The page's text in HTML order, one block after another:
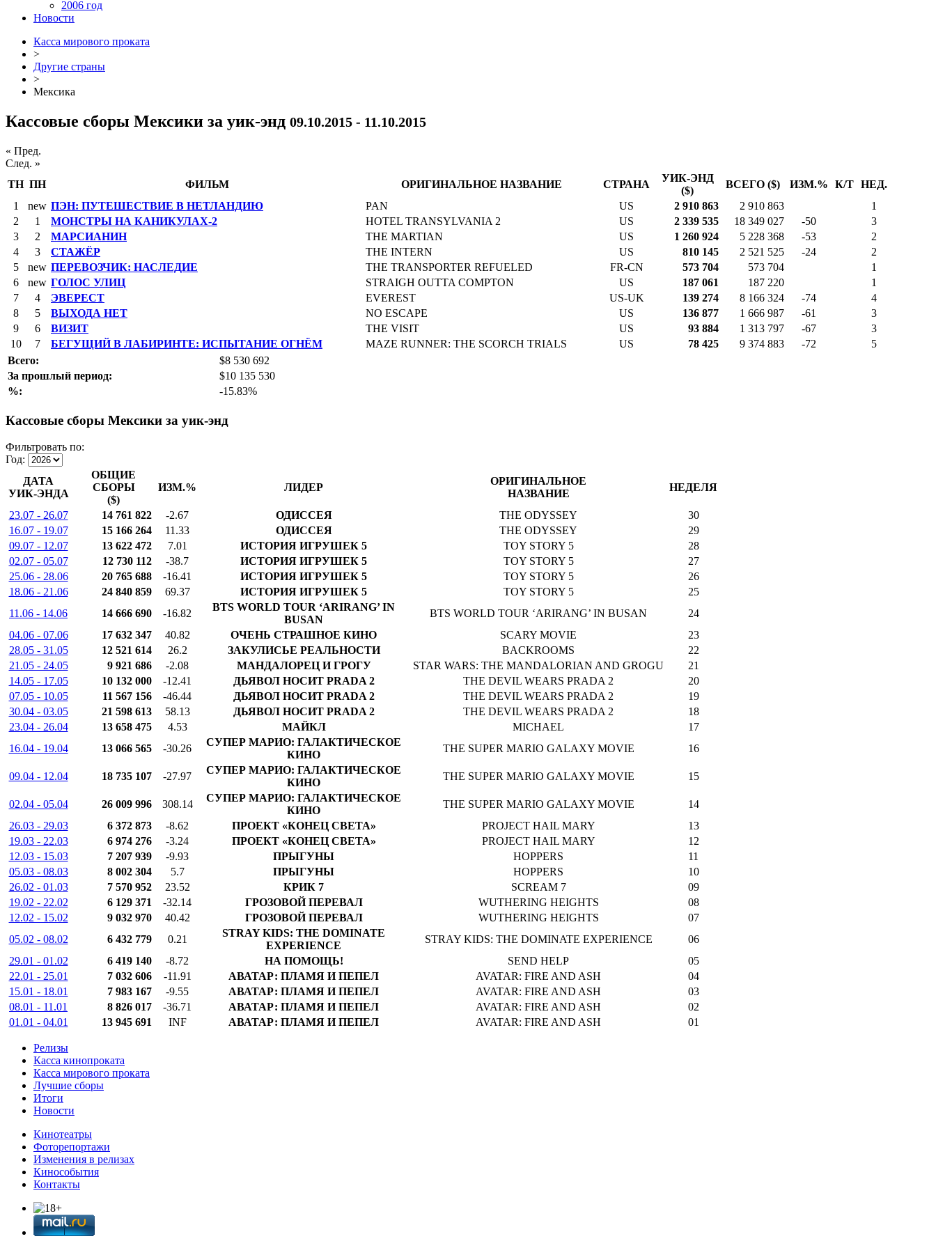
2006 год
Новости
Касса мирового проката
>
Другие страны
>
Мексика
Кассовые сборы Мексики за уик-энд 09.10.2015 - 11.10.2015
« Пред.
След. »
ТН ПН ФИЛЬМ ОРИГИНАЛЬНОЕ НАЗВАНИЕ СТРАНА
УИК-ЭНД
($)
ВСЕГО ($) ИЗМ.% К/Т НЕД.
1
new ПЭН: ПУТЕШЕСТВИЕ В НЕТЛАНДИЮ PAN US 2 910 863 2 910 863
1
2
1 МОНСТРЫ НА КАНИКУЛАХ-2 HOTEL TRANSYLVANIA 2 US 2 339 535 18 349 027 -50
3
3
2 МАРСИАНИН THE MARTIAN US 1 260 924 5 228 368 -53
2
4
3 СТАЖЁР THE INTERN US 810 145 2 521 525 -24
2
5
new ПЕРЕВОЗЧИК: НАСЛЕДИЕ THE TRANSPORTER REFUELED FR-CN 573 704 573 704
1
6
new ГОЛОС УЛИЦ STRAIGH OUTTA COMPTON US 187 061 187 220
1
7
4 ЭВЕРЕСТ EVEREST US-UK 139 274 8 166 324 -74
4
8
5 ВЫХОДА НЕТ NO ESCAPE US 136 877 1 666 987 -61
3
9
6 ВИЗИТ THE VISIT US 93 884 1 313 797 -67
3
10
7 БЕГУЩИЙ В ЛАБИРИНТЕ: ИСПЫТАНИЕ ОГНЁМ MAZE RUNNER: THE SCORCH TRIALS US 78 425 9 374 883 -72
5
Всего:
$8 530 692
За прошлый период:
$10 135 530
%:
-15.83%
Кассовые сборы Мексики за уик-энд
Фильтровать по:
Год:
ДАТА
УИК-ЭНДА
ОБЩИЕ
СБОРЫ
($)
ИЗМ.% ЛИДЕР
ОРИГИНАЛЬНОЕ
НАЗВАНИЕ
НЕДЕЛЯ
23.07 - 26.07 14 761 822 -2.67 ОДИССЕЯ THE ODYSSEY
30
16.07 - 19.07
15 166 264 11.33 ОДИССЕЯ THE ODYSSEY
29
09.07 - 12.07
13 622 472 7.01 ИСТОРИЯ ИГРУШЕК 5 TOY STORY 5
28
02.07 - 05.07
12 730 112 -38.7 ИСТОРИЯ ИГРУШЕК 5 TOY STORY 5
27
25.06 - 28.06
20 765 688 -16.41 ИСТОРИЯ ИГРУШЕК 5 TOY STORY 5
26
18.06 - 21.06
24 840 859 69.37 ИСТОРИЯ ИГРУШЕК 5 TOY STORY 5
25
11.06 - 14.06
14 666 690 -16.82
BTS WORLD TOUR ‘ARIRANG’ IN
BUSAN
BTS WORLD TOUR ‘ARIRANG’ IN BUSAN
24
04.06 - 07.06
17 632 347 40.82 ОЧЕНЬ СТРАШНОЕ КИНО SCARY MOVIE
23
28.05 - 31.05
12 521 614 26.2 ЗАКУЛИСЬЕ РЕАЛЬНОСТИ BACKROOMS
22
21.05 - 24.05
9 921 686 -2.08 МАНДАЛОРЕЦ И ГРОГУ STAR WARS: THE MANDALORIAN AND GROGU
21
14.05 - 17.05
10 132 000 -12.41 ДЬЯВОЛ НОСИТ PRADA 2 THE DEVIL WEARS PRADA 2
20
07.05 - 10.05
11 567 156 -46.44 ДЬЯВОЛ НОСИТ PRADA 2 THE DEVIL WEARS PRADA 2
19
30.04 - 03.05
21 598 613 58.13 ДЬЯВОЛ НОСИТ PRADA 2 THE DEVIL WEARS PRADA 2
18
23.04 - 26.04
13 658 475 4.53 МАЙКЛ MICHAEL
17
16.04 - 19.04
13 066 565 -30.26
СУПЕР МАРИО: ГАЛАКТИЧЕСКОЕ
КИНО
THE SUPER MARIO GALAXY MOVIE 16
09.04 - 12.04 18 735 107 -27.97
СУПЕР МАРИО: ГАЛАКТИЧЕСКОЕ
КИНО
THE SUPER MARIO GALAXY MOVIE 15
02.04 - 05.04 26 009 996 308.14
СУПЕР МАРИО: ГАЛАКТИЧЕСКОЕ
КИНО
THE SUPER MARIO GALAXY MOVIE
14
26.03 - 29.03
6 372 873 -8.62 ПРОЕКТ «КОНЕЦ СВЕТА» PROJECT HAIL MARY
13
19.03 - 22.03
6 974 276 -3.24 ПРОЕКТ «КОНЕЦ СВЕТА» PROJECT HAIL MARY
12
12.03 - 15.03
7 207 939 -9.93 ПРЫГУНЫ HOPPERS
11
05.03 - 08.03
8 002 304 5.7 ПРЫГУНЫ HOPPERS
10
26.02 - 01.03
7 570 952 23.52 КРИК 7 SCREAM 7
09
19.02 - 22.02
6 129 371 -32.14 ГРОЗОВОЙ ПЕРЕВАЛ WUTHERING HEIGHTS
08
12.02 - 15.02
9 032 970 40.42 ГРОЗОВОЙ ПЕРЕВАЛ WUTHERING HEIGHTS
07
05.02 - 08.02
6 432 779 0.21
STRAY KIDS: THE DOMINATE
EXPERIENCE
STRAY KIDS: THE DOMINATE EXPERIENCE
06
29.01 - 01.02
6 419 140 -8.72 НА ПОМОЩЬ! SEND HELP
05
22.01 - 25.01
7 032 606 -11.91 АВАТАР: ПЛАМЯ И ПЕПЕЛ AVATAR: FIRE AND ASH
04
15.01 - 18.01
7 983 167 -9.55 АВАТАР: ПЛАМЯ И ПЕПЕЛ AVATAR: FIRE AND ASH
03
08.01 - 11.01
8 826 017 -36.71 АВАТАР: ПЛАМЯ И ПЕПЕЛ AVATAR: FIRE AND ASH
02
01.01 - 04.01
13 945 691 INF АВАТАР: ПЛАМЯ И ПЕПЕЛ AVATAR: FIRE AND ASH 01
Релизы
Касса кинопроката
Касса мирового проката
Лучшие сборы
Итоги
Новости
Кинотеатры
Фоторепортажи
Изменения в релизах
Кинособытия
Контакты